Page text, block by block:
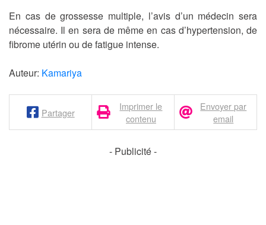
En cas de grossesse multiple, l’avis d’un médecin sera
nécessaire. Il en sera de même en cas d’hypertension, de
fibrome utérin ou de fatigue intense.
Auteur: Kamariya
Partager
Imprimer le
contenu
Envoyer par
email
- Publicité -